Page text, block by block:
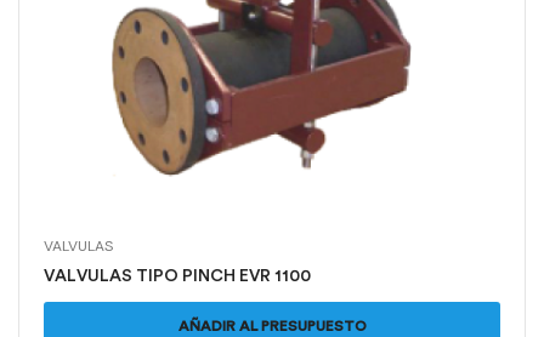
VALVULAS
VALVULAS TIPO PINCH EVR 1100
AÑADIR AL PRESUPUESTO